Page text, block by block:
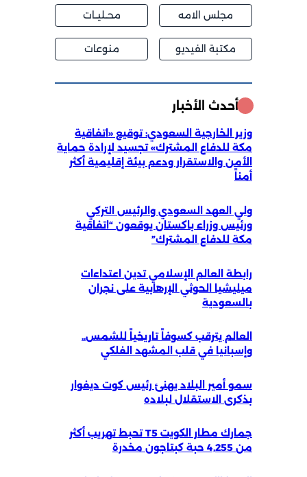
مجلس الامه محــليــات
مكتبة الفيديو منوعات
أحدث الأخبار
وزير الخارجية السعودي: توقيع «اتفاقية
مكة للدفاع المشترك» تجسيد لإرادة حماية
الأمن والاستقرار ودعم بيئة إقليمية أكثر
أمناً
ولي العهد السعودي والرئيس التركي
ورئيس وزراء باكستان يوقعون “اتفاقية
مكة للدفاع المشترك”
رابطة العالم الإسلامي تدين اعتداءات
ميليشيا الحوثي الإرهابية على نجران
بالسعودية
العالم يترقب كسوفاً تاريخياً للشمس..
وإسبانيا في قلب المشهد الفلكي
سمو أمير البلاد يهنئ رئيس كوت ديفوار
بذكرى الاستقلال لبلاده
جمارك مطار الكويت T5 تحبط تهريب أكثر
من 4,255 حبة كبتاجون مخدرة